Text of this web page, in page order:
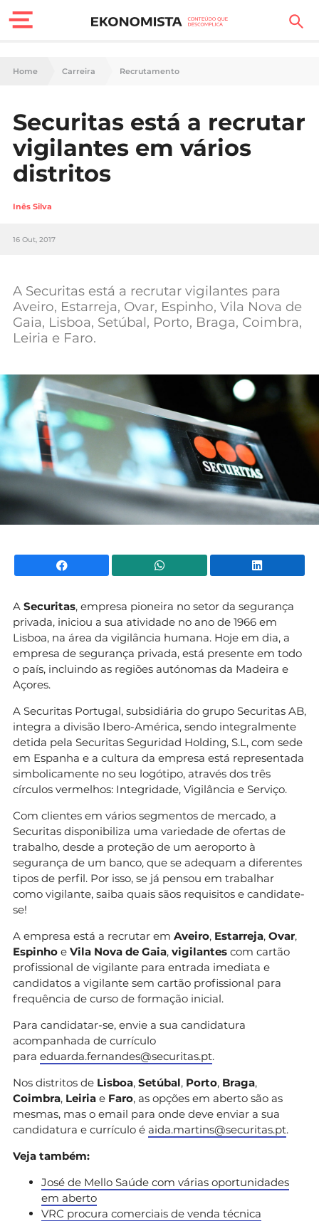
Finanças Pessoais
Carreira
Casa
Lifestyle
Sociedade
Negócios
Mundial 2026
Home Carreira Recrutamento
Securitas está a recrutar
vigilantes em vários
distritos
Inês Silva
16 Out, 2017
A Securitas está a recrutar vigilantes para
Aveiro, Estarreja, Ovar, Espinho, Vila Nova de
Gaia, Lisboa, Setúbal, Porto, Braga, Coimbra,
Leiria e Faro.
Facebook WhatsApp
A Securitas, empresa pioneira no setor da segurança
privada, iniciou a sua atividade no ano de 1966 em
Lisboa, na área da vigilância humana. Hoje em dia, a
empresa de segurança privada, está presente em todo
o país, incluindo as regiões autónomas da Madeira e
Açores.
A Securitas Portugal, subsidiária do grupo Securitas AB,
integra a divisão Ibero-América, sendo integralmente
detida pela Securitas Seguridad Holding, S.L, com sede
em Espanha e a cultura da empresa está representada
simbolicamente no seu logótipo, através dos três
círculos vermelhos: Integridade, Vigilância e Serviço.
Com clientes em vários segmentos de mercado, a
Securitas disponibiliza uma variedade de ofertas de
trabalho, desde a proteção de um aeroporto à
segurança de um banco, que se adequam a diferentes
tipos de perfil. Por isso, se já pensou em trabalhar
como vigilante, saiba quais sãos requisitos e candidate-
se!
A empresa está a recrutar em Aveiro, Estarreja, Ovar,
Espinho e Vila Nova de Gaia, vigilantes com cartão
profissional de vigilante para entrada imediata e
candidatos a vigilante sem cartão profissional para
frequência de curso de formação inicial.
Para candidatar-se, envie a sua candidatura
acompanhada de currículo
para eduarda.fernandes@securitas.pt.
Nos distritos de Lisboa, Setúbal, Porto, Braga,
Coimbra, Leiria e Faro, as opções em aberto são as
mesmas, mas o email para onde deve enviar a sua
candidatura e currículo é aida.martins@securitas.pt.
Veja também:
José de Mello Saúde com várias oportunidades
em aberto
VRC procura comerciais de venda técnica